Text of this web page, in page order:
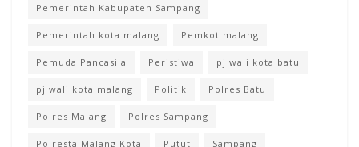
Pemerintah Kabupaten Sampang
Pemerintah kota malang Pemkot malang
Pemuda Pancasila Peristiwa pj wali kota batu
pj wali kota malang Politik Polres Batu
Polres Malang Polres Sampang
Polresta Malang Kota Putut Sampang